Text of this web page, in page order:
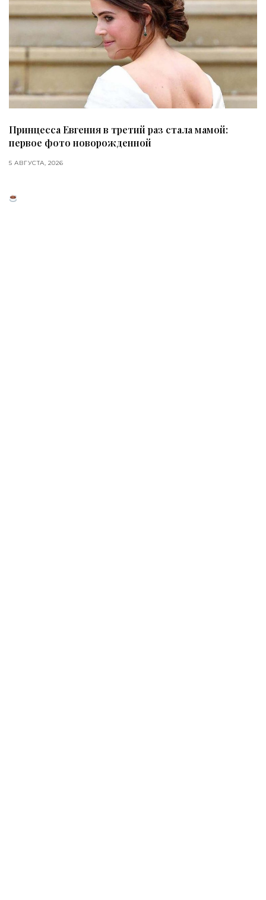
Принцесса Евгения в третий раз стала мамой:
первое фото новорожденной
5 АВГУСТА, 2026